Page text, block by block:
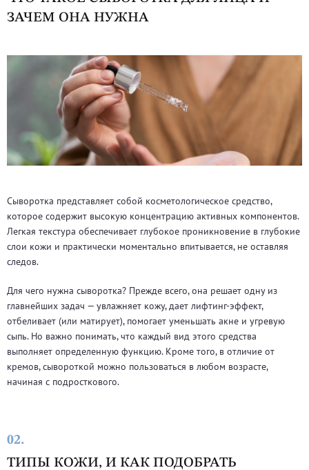
ЗАЧЕМ ОНА НУЖНА
Сыворотка представляет собой косметологическое средство,
которое содержит высокую концентрацию активных компонентов.
Легкая текстура обеспечивает глубокое проникновение в глубокие
слои кожи и практически моментально впитывается, не оставляя
следов.
Для чего нужна сыворотка? Прежде всего, она решает одну из
главнейших задач — увлажняет кожу, дает лифтинг-эффект,
отбеливает (или матирует), помогает уменьшать акне и угревую
сыпь. Но важно понимать, что каждый вид этого средства
выполняет определенную функцию. Кроме того, в отличие от
кремов, сывороткой можно пользоваться в любом возрасте,
начиная с подросткового.
02.
ТИПЫ КОЖИ, И КАК ПОДОБРАТЬ